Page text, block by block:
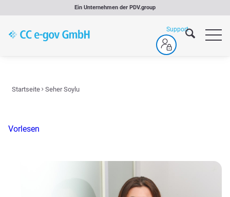
Inhalt
springen
Ein Unternehmen der PDV.group
Startseite Seher Soylu
Vorlesen